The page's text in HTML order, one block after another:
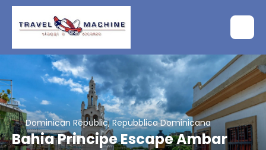
Dominican Republic, Repubblica Dominicana
Bahia Principe Escape Ambar